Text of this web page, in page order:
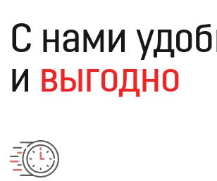
Ступени из
искусственного
Ступени из искусственного камня для
лестниц - это не только красиво, но и
долговечно. В нашем каталоге представлены